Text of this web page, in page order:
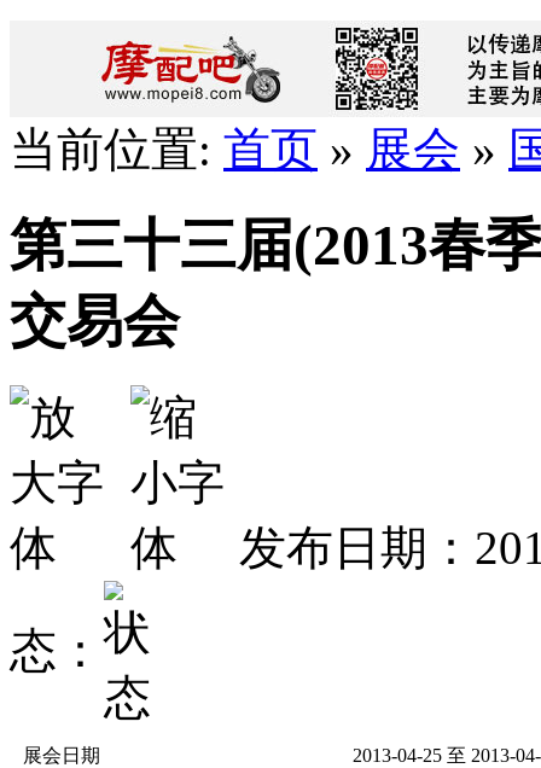
当前位置: 首页 » 展会 »
第三十三届(2013春
交易会
发布日期：
态：
展会日期 2013-04-25 至 2013-